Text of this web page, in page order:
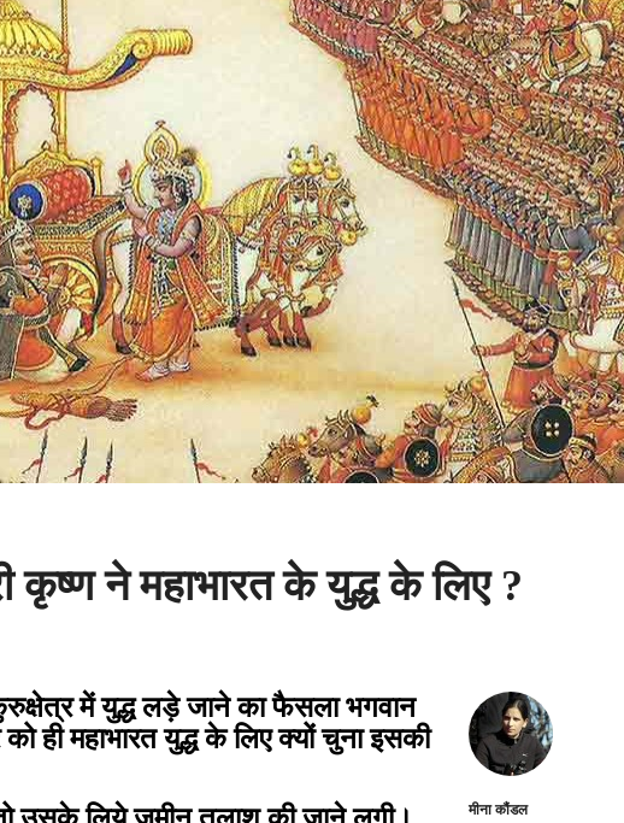
कृष्ण ने महाभारत के युद्ध के लिए ?
मीना कौंडल
में युद्ध लड़े जाने का फैसला भगवान
ही महाभारत युद्ध के लिए क्यों चुना इसकी